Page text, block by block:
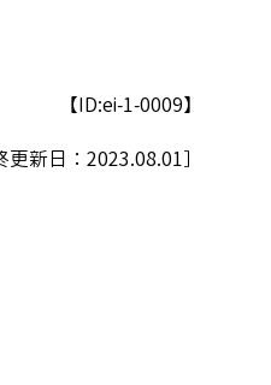
【ID:ei-1-0009】
更新日： 2023.08.01］